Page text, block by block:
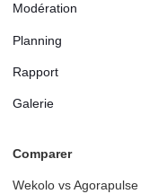
Modération
Planning
Rapport
Galerie
Comparer
Wekolo vs Agorapulse